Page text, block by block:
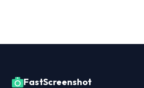
FastScreenshot